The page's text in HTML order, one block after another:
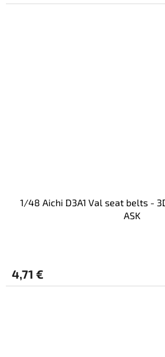
1/48 Aichi D3A1 Val seat belts -
ASK
4,71 €